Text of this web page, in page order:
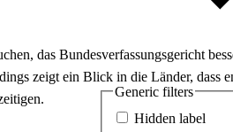
Generic filters
Hidden label
das Bundesverfassungsgericht
zeigt ein Blick in die Länder, dass